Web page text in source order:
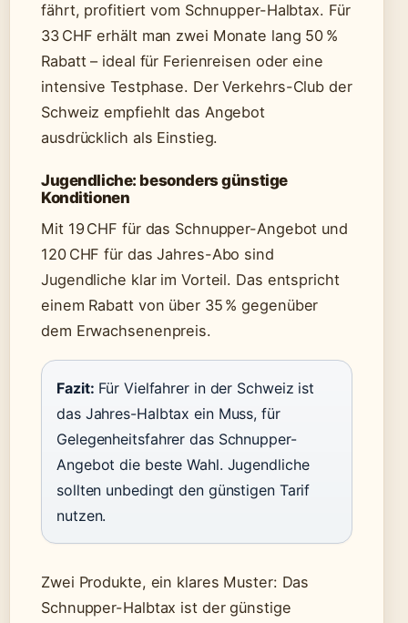
fährt, profitiert vom Schnupper-Halbtax. Für
33 CHF erhält man zwei Monate lang 50 %
Rabatt – ideal für Ferienreisen oder eine
intensive Testphase. Der Verkehrs-Club der
Schweiz empfiehlt das Angebot
ausdrücklich als Einstieg.
Jugendliche: besonders günstige
Konditionen
Mit 19 CHF für das Schnupper-Angebot und
120 CHF für das Jahres-Abo sind
Jugendliche klar im Vorteil. Das entspricht
einem Rabatt von über 35 % gegenüber
dem Erwachsenenpreis.
Fazit: Für Vielfahrer in der Schweiz ist
das Jahres-Halbtax ein Muss, für
Gelegenheitsfahrer das Schnupper-
Angebot die beste Wahl. Jugendliche
sollten unbedingt den günstigen Tarif
nutzen.
Zwei Produkte, ein klares Muster: Das
Schnupper-Halbtax ist der günstige